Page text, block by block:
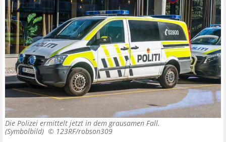
Die Polizei ermittelt jetzt in dem grausamen Fall.
(Symbolbild) © 123RF/robson309